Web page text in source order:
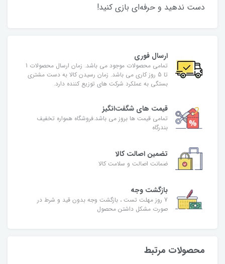
دست ندهید و حرفه‌ای بازی کنید!
ارسال فوری
تمامی محصولات موجود می باشد. زمان ارسال محصولات 1
تا 5 روز کاری می باشد. زمان رسیدن کالا به دست مشتری
بستگی به عملکرد شرکت های توزیع کننده دارد.
قیمت های شگفت‌انگیز
تمامی قیمت ها بروز می باشد.فروشگاه همواره تخفیف
بندرگاه
تضمین اصالت کالا
ضمانت اصالت و سلامت کالا
بازگشت وجه
7 روز مهلت تست ، بازگشت وجه بدون قید و شرط در
صورت مشکل داشتن محصول
محصولات مرتبط